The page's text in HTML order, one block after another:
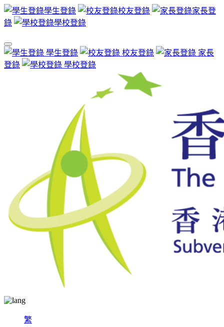
學生登錄 校友登錄
家長登
錄
學校登錄
學生登錄 校友登錄
家長
登錄
學校登錄
繁